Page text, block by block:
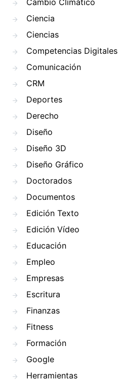
Cambio Climático
Ciencia
Ciencias
Competencias Digitales
Comunicación
CRM
Deportes
Derecho
Diseño
Diseño 3D
Diseño Gráfico
Doctorados
Documentos
Edición Texto
Edición Vídeo
Educación
Empleo
Empresas
Escritura
Finanzas
Fitness
Formación
Google
Herramientas